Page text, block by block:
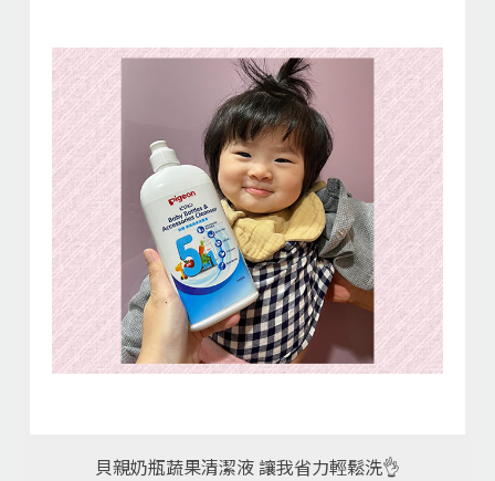
貝親奶瓶蔬果清潔液 讓我省力輕鬆洗👌